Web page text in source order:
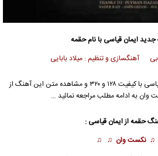
جدیدایمان قیاسی با نام حقمه
آهنگسازی و تنظیم : میلاد بابایی
با کیفیت ۱۲۸ و ۳۲۰ و مشاهده متن این آهنگ از
وان به ادامه مطلب مراجعه نمائید …
حقمهازایمان قیاسی :
نکست وان ♫ ♫